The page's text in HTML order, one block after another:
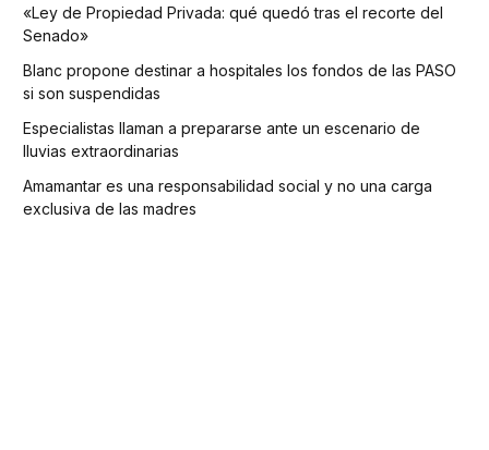
«Ley de Propiedad Privada: qué quedó tras el recorte del
Senado»
Blanc propone destinar a hospitales los fondos de las PASO
si son suspendidas
Especialistas llaman a prepararse ante un escenario de
lluvias extraordinarias
Amamantar es una responsabilidad social y no una carga
exclusiva de las madres